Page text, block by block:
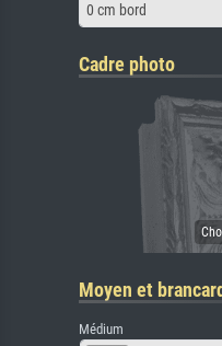
0 cm bord
Cadre photo
Moyen et
Médium